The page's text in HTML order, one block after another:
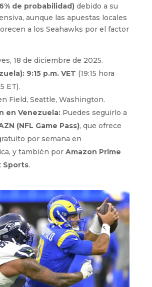
de probabilidad)debido a su
aunque las apuestas locales
a los Seahawks por el factor
18 de diciembre de 2025.
9:15 p.m. VET (19:15 hora
ET).
Field, Seattle, Washington.
en Venezuela:Puedes seguirlo a
(NFL Game Pass), que ofrece
por semana en
y también por Amazon Prime
Sports.